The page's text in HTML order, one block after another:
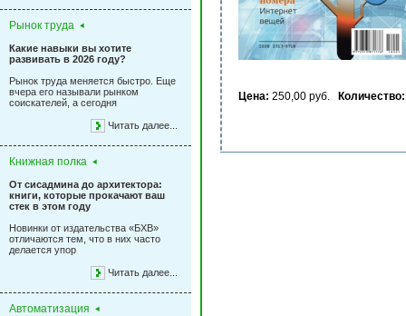
Рынок труда
Какие навыки вы хотите
развивать в 2026 году?
Рынок труда меняется быстро. Еще
вчера его называли рынком
соискателей, а сегодня
Читать далее...
Книжная полка
От сисадмина до архитектора:
книги, которые прокачают ваш
стек в этом году
Новинки от издательства «БХВ»
отличаются тем, что в них часто
делается упор
Читать далее...
Автоматизация
Цена: 250,00 руб. Количество: